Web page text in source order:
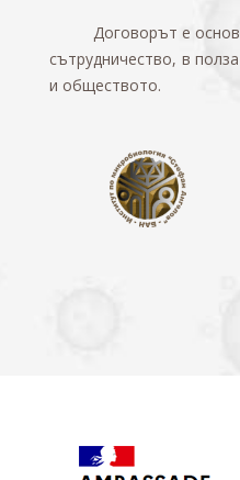
Договорът е
сътрудничество, в
и обществото.